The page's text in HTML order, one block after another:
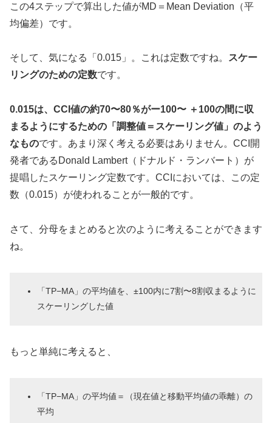
この4ステップで算出した値がMD＝Mean Deviation（平
均偏差）です。
そして、気になる「0.015」。これは定数ですね。
スケー
リングのための定数です。
0.015は、CCI値の約70〜80％がー100〜 ＋100の間に収
まるようにするための「調整値＝スケーリング値」のよう
なものです。あまり深く考える必要はありません。CCI開
発者であるDonald Lambert（ドナルド・ランバート）が
提唱したスケーリング定数です。CCIにおいては、この定
数（0.015）が使われることが一般的です。
さて、分母をまとめると次のように考えることができます
ね。
「TP−MA」の平均値を、±100内に7割〜8割収まるように
スケーリングした値
もっと単純に考えると、
「TP−MA」の平均値＝（現在値と移動平均値の乖離）の
平均